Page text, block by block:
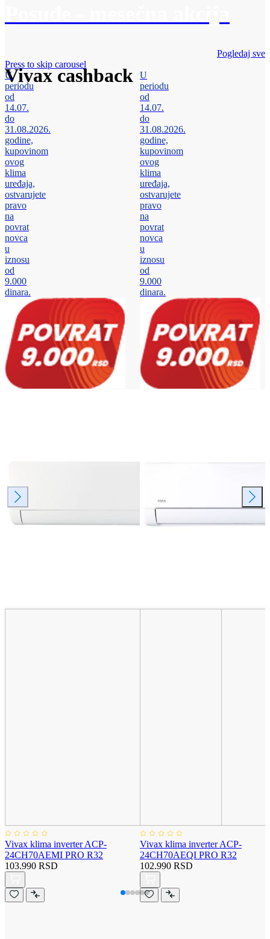
Vivax cashback
Pogledaj sve
Press to skip carousel
U
periodu
od
14.07.
do
31.08.2026.
godine,
kupovinom
ovog
klima
uređaja,
ostvarujete
pravo
na
povrat
novca
u
iznosu
od
9.000
dinara.
Vivax klima inverter ACP-
24CH70AEMI PRO R32
103.990 RSD
U
periodu
od
14.07.
do
31.08.2026.
godine,
kupovinom
ovog
klima
uređaja,
ostvarujete
pravo
na
povrat
novca
u
iznosu
od
9.000
dinara.
Vivax klima inverter ACP-
24CH70AEQI PRO R32
102.990 RSD